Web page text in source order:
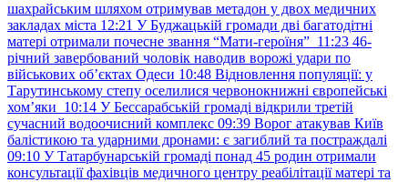
шахрайським шляхом отримував метадон у двох медичних
закладах міста 12:21 У Буджацькій громади дві багатодітні
матері отримали почесне звання “Мати-героїня” 11:23 46-
річний завербований чоловік наводив ворожі удари по
військових обʼєктах Одеси 10:48 Відновлення популяції: у
Тарутинському степу оселилися червонокнижні європейські
хом’яки 10:14 У Бессарабській громаді відкрили третій
сучасний водоочисний комплекс 09:39 Ворог атакував Київ
балістикою та ударними дронами: є загиблий та постраждалі
09:10 У Татарбунарській громаді понад 45 родин отримали
консультації фахівців медичного центру реабілітації матері та